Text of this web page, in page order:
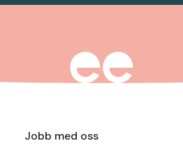
Jobb med oss